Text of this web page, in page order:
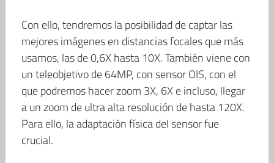
Con ello, tendremos la posibilidad de captar las
mejores imágenes en distancias focales que más
usamos, las de 0,6X hasta 10X. También viene con
un teleobjetivo de 64MP, con sensor OIS, con el
que podremos hacer zoom 3X, 6X e incluso, llegar
a un zoom de ultra alta resolución de hasta 120X.
Para ello, la adaptación física del sensor fue
crucial.